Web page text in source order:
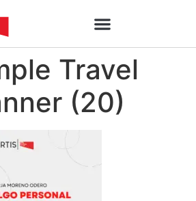
Travel
(20)